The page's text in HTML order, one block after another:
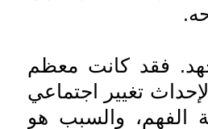
فقد كانت معظم
تغيير اجتماعي
الفهم، والسبب هو